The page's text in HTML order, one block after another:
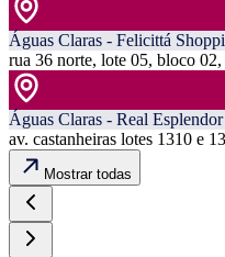
Águas Claras - Felicittá
rua 36 norte, lote 05, bloco
Águas Claras - Real Esplendor
av. castanheiras lotes 1310 e
Mostrar todas